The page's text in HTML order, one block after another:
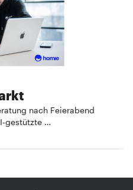
nach Feierabend
gestützte …